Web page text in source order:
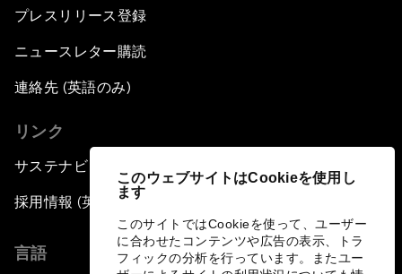
このウェブサイトはCookieを使用し
ます
このサイトではCookieを使って、ユーザー
に合わせたコンテンツや広告の表示、トラ
フィックの分析を行っています。またユー
プレスリリース登録
ニュースレター購読
連絡先 (英語のみ)
リンク
サステナビリティへの取り組み
採用情報 (英語のみ)
言語